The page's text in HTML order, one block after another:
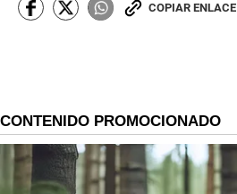
COPIAR ENLACE